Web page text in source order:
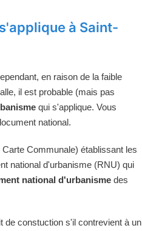
à Saint-
en raison de la faible
il est probable (mais pas
qui s'applique. Vous
national.
Communale) établissant les
national d'urbanisme (RNU) qui
national d'urbanisme des
de constuction s'il contrevient à un